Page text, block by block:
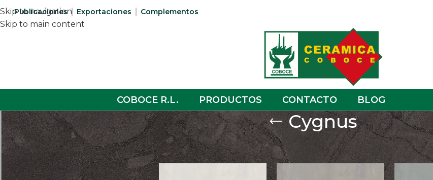
Skip to navigation
Skip to main content
Publicaciones Exportaciones Complementos
COBOCE R.L. PRODUCTOS CONTACTO BLOG
Cygnus
COLECCIONES
Patria
Home Cygnus Show